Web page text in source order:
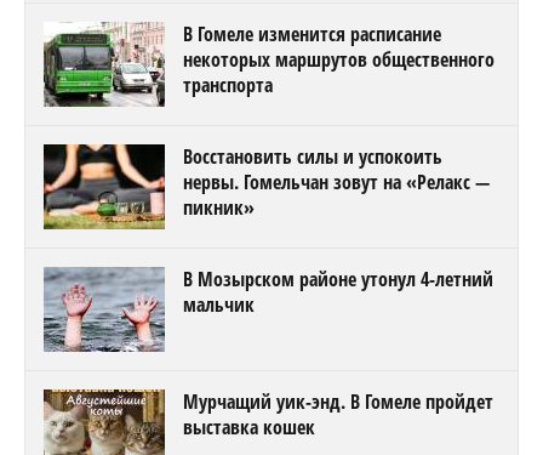
В Гомеле изменится расписание
некоторых маршрутов общественного
транспорта
Восстановить силы и успокоить
нервы. Гомельчан зовут на «Релакс —
пикник»
В Мозырском районе утонул 4-летний
мальчик
Мурчащий уик-энд. В Гомеле пройдет
выставка кошек